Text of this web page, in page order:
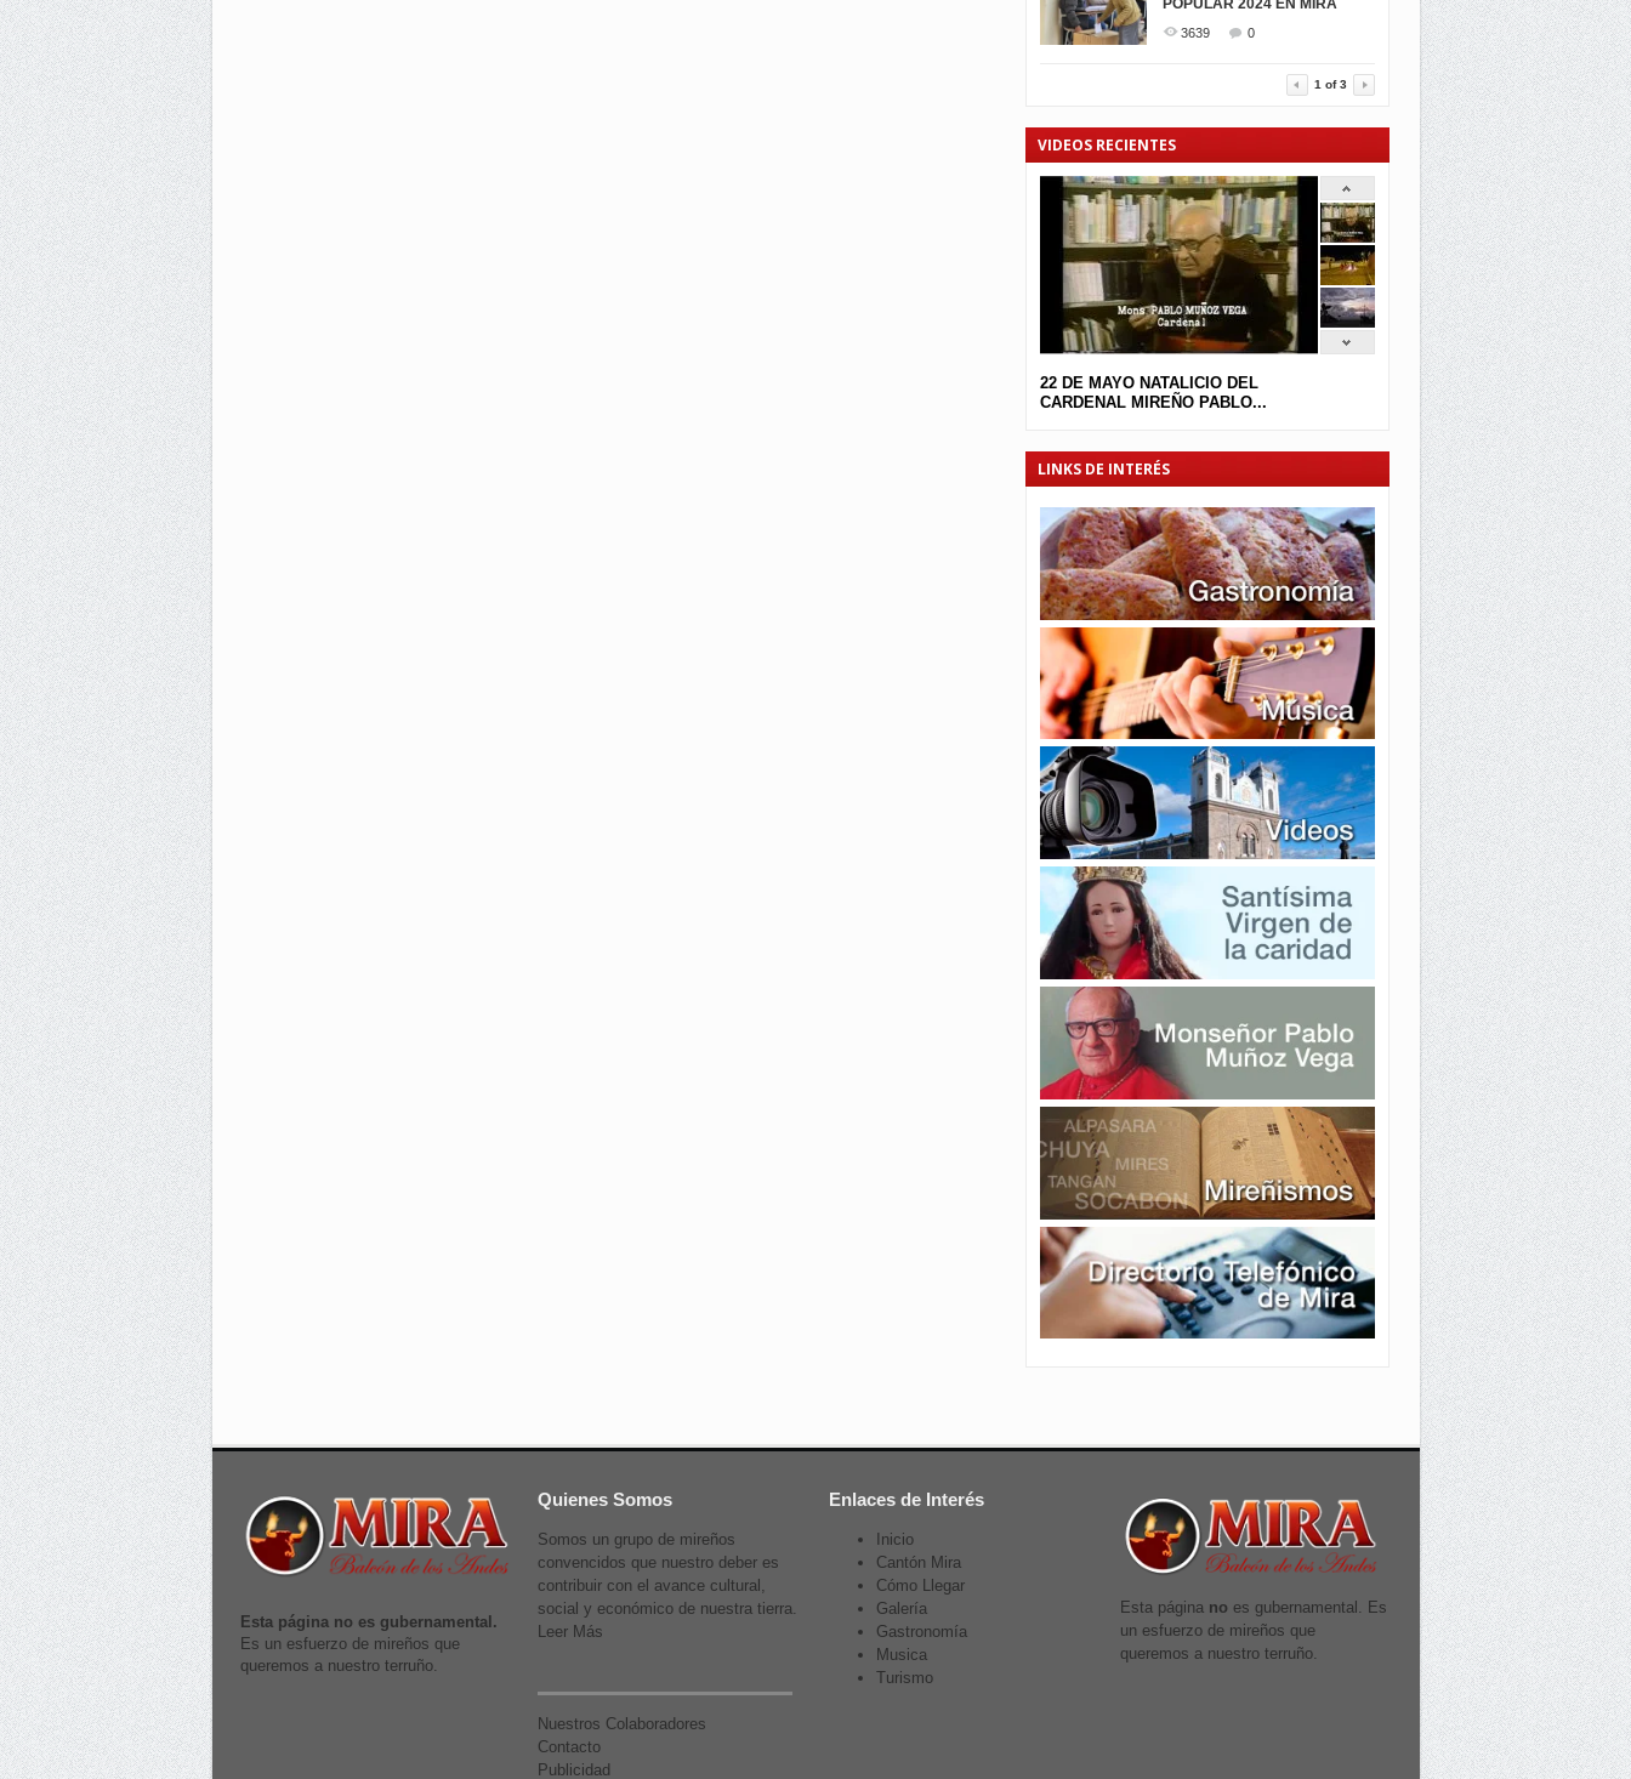
POPULAR 2024 EN MIRA
3639 0
1 of3
VIDEOS RECIENTES
22 DE MAYO NATALICIO DEL
CARDENAL MIREÑO PABLO...
LINKS DE INTERÉS
Esta página no es gubernamental.
Es un esfuerzo de mireños que
queremos a nuestro terruño.
Quienes Somos
Somos un grupo de mireños
convencidos que nuestro deber es
contribuir con el avance cultural,
social y económico de nuestra tierra.
Leer Más
Nuestros Colaboradores
Contacto
Publicidad
Enlaces de Interés
Inicio
Cantón Mira
Cómo Llegar
Galería
Gastronomía
Musica
Turismo
Esta página no es gubernamental. Es
un esfuerzo de mireños que
queremos a nuestro terruño.